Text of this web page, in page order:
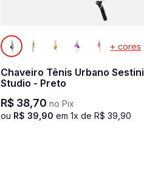
+ cores
Chaveiro Tênis Urbano Sestini
Studio - Preto
R$ 38,70 no Pix
ou R$ 39,90 em1x de R$ 39,90